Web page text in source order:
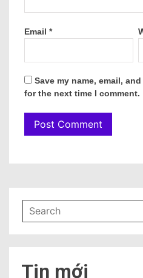
Email *
Save my name, email,
for the next time I comment.
Tin mới